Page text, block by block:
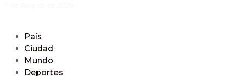
País
Ciudad
Mundo
Deportes